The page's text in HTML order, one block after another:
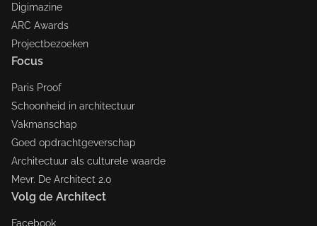
Digimazine
ARC Awards
Projectbezoeken
Focus
Paris Proof
Schoonheid in architectuur
Vakmanschap
Goed opdrachtgeverschap
Architectuur als culturele waarde
Mevr. De Architect 2.0
Volg de Architect
Facebook